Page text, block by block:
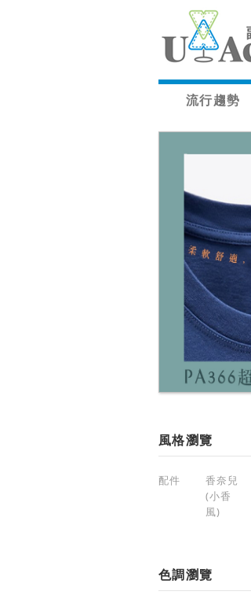
流行趨勢
風格瀏覽
配件
香奈兒
(小香
風)
色調瀏覽